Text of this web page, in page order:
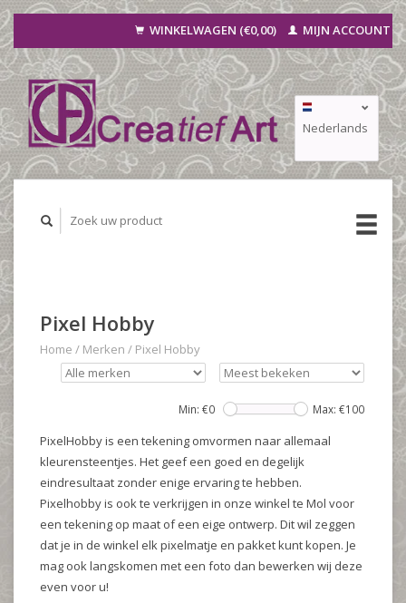
WINKELWAGEN (€0,00) MIJN ACCOUNT
Nederlands
Deutsch
Pixel Hobby
Home / Merken / Pixel Hobby
Min: €0 Max: €100
PixelHobby is een tekening omvormen naar allemaal
kleurensteentjes. Het geef een goed en degelijk
eindresultaat zonder enige ervaring te hebben.
Pixelhobby is ook te verkrijgen in onze winkel te Mol voor
een tekening op maat of een eige ontwerp. Dit wil zeggen
dat je in de winkel elk pixelmatje en pakket kunt kopen. Je
mag ook langskomen met een foto dan bewerken wij deze
even voor u!